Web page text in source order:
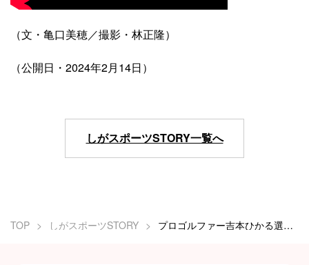
TOP しがスポーツSTORY プロゴルファー吉本ひかる選手の素顔に迫る10問10答インタビュー
（文・亀口美穂／撮影・林正隆）
（公開日・2024年2月14日）
しがスポーツSTORY一覧へ